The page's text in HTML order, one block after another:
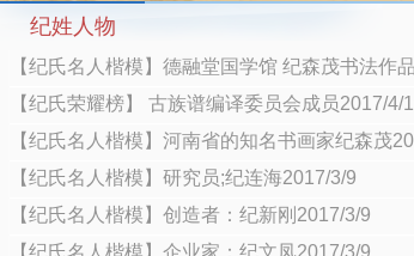
纪姓人物
【纪氏名人楷模】德融堂国学馆 纪森茂书法作
【纪氏荣耀榜】 古族谱编译委员会成员2017/4/
【纪氏名人楷模】河南省的知名书画家纪森茂
【纪氏名人楷模】研究员;纪连海2017/3/9
【纪氏名人楷模】创造者：纪新刚2017/3/9